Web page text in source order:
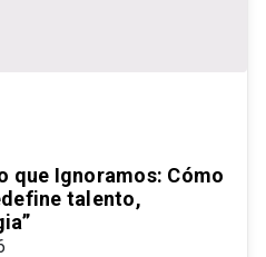
que Ignoramos: Cómo
talento,